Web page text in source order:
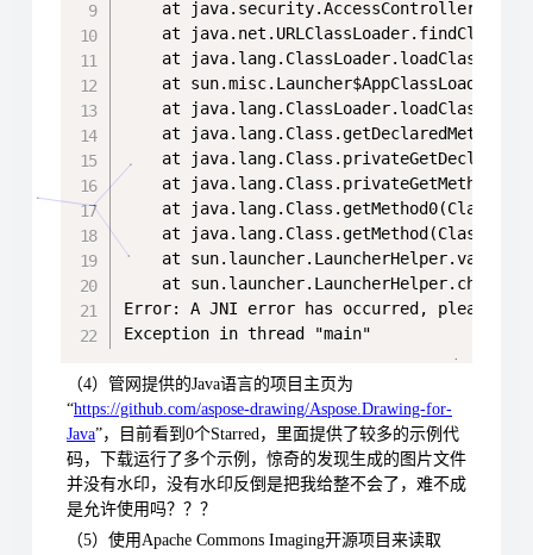
	at java.lang.Class.privateGetDeclaredMethods(Class.java:2701)
	at sun.launcher.LauncherHelper.validateMainClass(LauncherHelper.java:544)
Error: A JNI error has occurred, please
Exception in thread "main"
（4）管网提供的Java语言的项目主页为
“https://github.com/aspose-drawing/Aspose.Drawing-for-
Java”，目前看到0个Starred，里面提供了较多的示例代
码，下载运行了多个示例，惊奇的发现生成的图片文件
并没有水印，没有水印反倒是把我给整不会了，难不成
是允许使用吗？？？
（5）使用Apache Commons Imaging开源项目来读取